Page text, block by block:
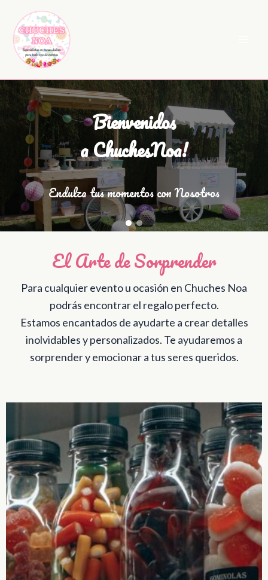
contenido
Bienvenidos
a ChuchesNoa!
Endulza tus momentos con Nosotros
El Arte de Sorprender
Para cualquier evento u ocasión en Chuches Noa
podrás encontrar el regalo perfecto.
Estamos encantados de ayudarte a crear detalles
inolvidables y personalizados. Te ayudaremos a
sorprender y emocionar a tus seres queridos.